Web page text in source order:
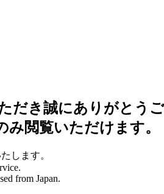
だき誠にありがとうご
閲覧いただけます。
します。
from Japan.